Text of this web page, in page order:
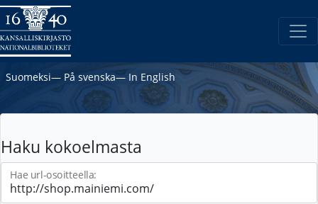
Suomeksi― På svenska― In English
Haku kokoelmasta
Hae url-osoitteella: